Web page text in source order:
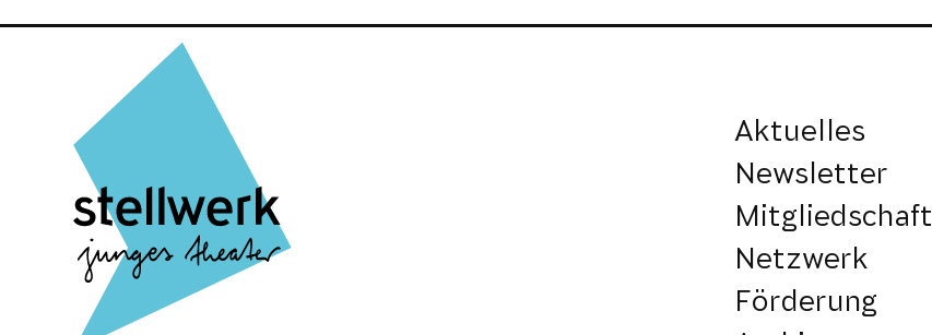
Aktuelles
Newsletter
Mitgliedschaft
Netzwerk
Förderung